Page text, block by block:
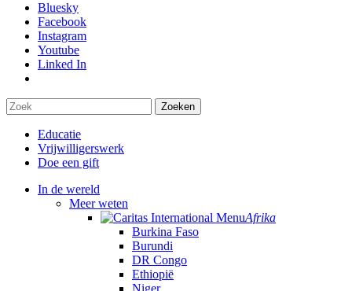
Bluesky
Facebook
Instagram
Youtube
Linked In
Educatie
Vrijwilligerswerk
Doe een gift
In de wereld
Meer weten
Afrika
Burkina Faso
Burundi
DR Congo
Ethiopië
Niger